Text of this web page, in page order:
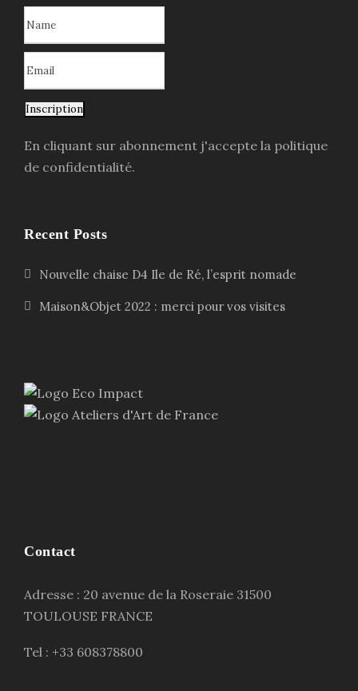
Inscription
En cliquant sur abonnement j'accepte la politique
de confidentialité.
Recent Posts
Nouvelle chaise D4 Ile de Ré, l’esprit nomade
Maison&Objet 2022 : merci pour vos visites
Contact
Adresse : 20 avenue de la Roseraie 31500
TOULOUSE FRANCE
Tel : +33 608378800